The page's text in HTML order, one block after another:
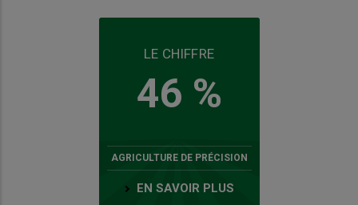
LE CHIFFRE
46 %
AGRICULTURE DE PRÉCISION
EN SAVOIR PLUS